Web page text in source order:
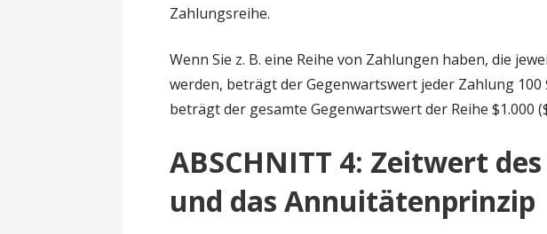
Zahlungsreihe.
Wenn Sie z. B. eine Reihe von Zahlungen haben, die
werden, beträgt der Gegenwartswert jeder Zahlung 100
beträgt der gesamte Gegenwartswert der Reihe $1.000
ABSCHNITT 4: Zeitwert des
und das Annuitätenprinzip